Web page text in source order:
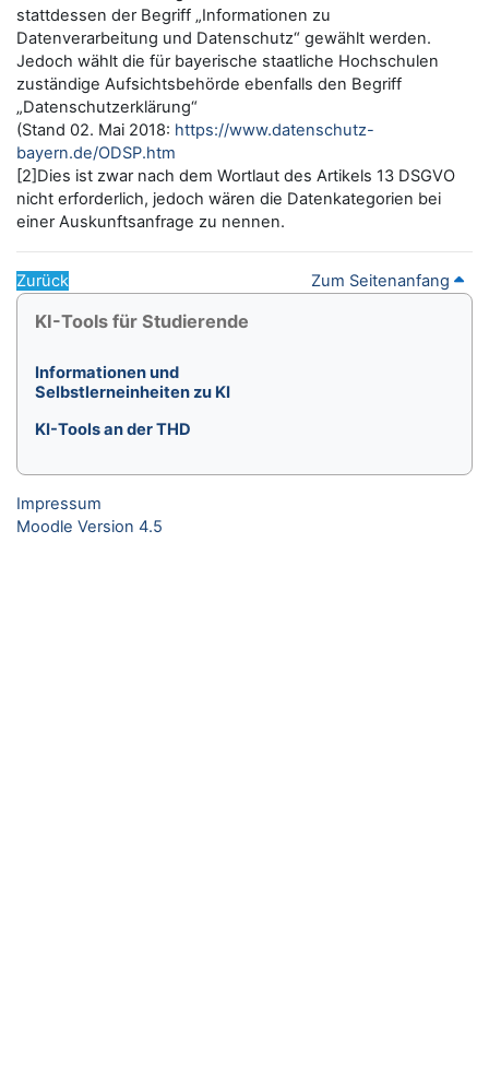
stattdessen der Begriff „Informationen zu
Datenverarbeitung und Datenschutz“ gewählt werden.
Jedoch wählt die für bayerische staatliche Hochschulen
zuständige Aufsichtsbehörde ebenfalls den Begriff
„Datenschutzerklärung“
(Stand 02. Mai 2018: https://www.datenschutz-
bayern.de/ODSP.htm
[2]Dies ist zwar nach dem Wortlaut des Artikels 13 DSGVO
nicht erforderlich, jedoch wären die Datenkategorien bei
einer Auskunftsanfrage zu nennen.
Zurück Zum Seitenanfang
Blöcke
KI-Tools für Studierende überspringen
KI-Tools für Studierende
Informationen und
Selbstlerneinheiten zu KI
KI-Tools an der THD
Impressum
Moodle Version 4.5